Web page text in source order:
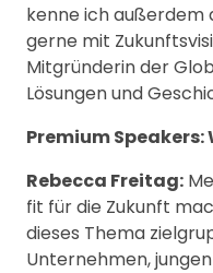
kenne ich außerdem
gerne mit
Mitgründerin der
Lösungen und
Premium Speakers:
Rebecca Freitag:
fit für die Zukunft
dieses Thema
Unternehmen,